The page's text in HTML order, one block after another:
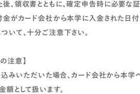
、領収書とともに、確定申告時に必要な
金がカード会社から本学に入金された日
いて、十分ご注意下さい。
注意】
みいただいた場合、カード会社から本学
として扱います。